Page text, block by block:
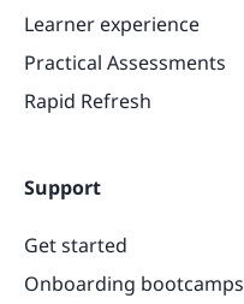
Learner experience
Practical Assessments
Rapid Refresh
Support
Get started
Onboarding bootcamps